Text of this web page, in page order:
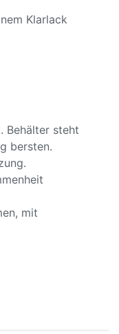
Klarlack
Behälter steht
bersten.
mit